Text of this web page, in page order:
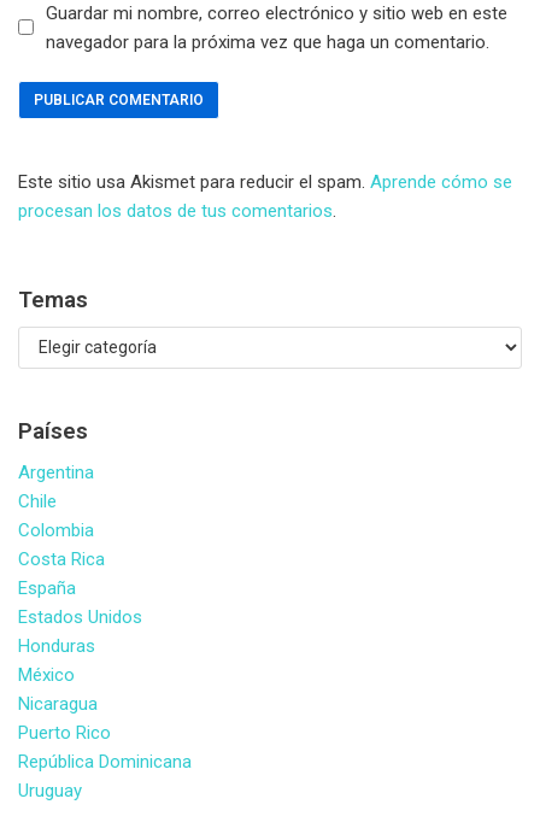
Guardar mi nombre, correo electrónico y sitio web en este
navegador para la próxima vez que haga un comentario.
Este sitio usa Akismet para reducir el spam. Aprende cómo se
procesan los datos de tus comentarios.
Temas
Países
Argentina
Chile
Colombia
Costa Rica
España
Estados Unidos
Honduras
México
Nicaragua
Puerto Rico
República Dominicana
Uruguay